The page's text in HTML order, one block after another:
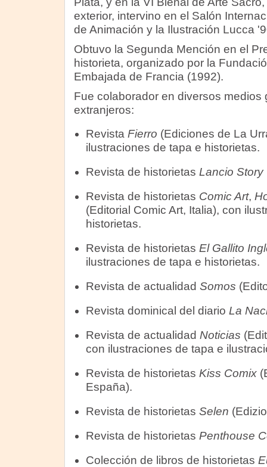
exterior, intervino en el Salón
de Animación y la Ilustración Lucca
Obtuvo la Segunda Mención en el
historieta, organizado por la
Embajada de Francia (1992).
Fue colaborador en diversos medios
extranjeros:
Revista Fierro (Ediciones de La
ilustraciones de tapa e historietas.
Revista de historietas Lancio Story
Revista de historietas Comic Art,
(Editorial Comic Art, Italia), con
historietas.
Revista de historietas El Gallito
ilustraciones de tapa e historietas.
Revista de actualidad Somos
Revista dominical del diario La
Revista de actualidad Noticias
con ilustraciones de tapa e
Revista de historietas Kiss Comix
España).
Revista de historietas Selen
Revista de historietas Penthouse
Colección de libros de historietas